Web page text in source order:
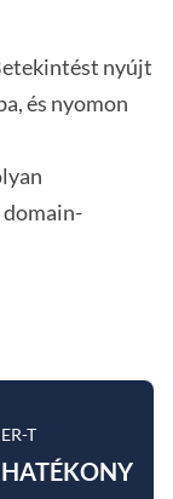
nyújt
és nyomon
T